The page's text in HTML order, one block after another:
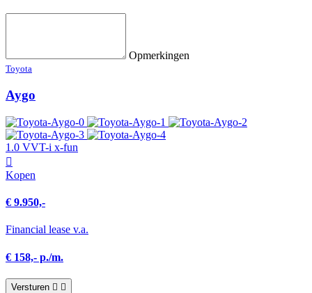
Opmerkingen
Toyota
Aygo
1.0 VVT-i x-fun
Kopen
€ 9.950,-
Financial lease v.a.
€ 158,- p./m.
Versturen